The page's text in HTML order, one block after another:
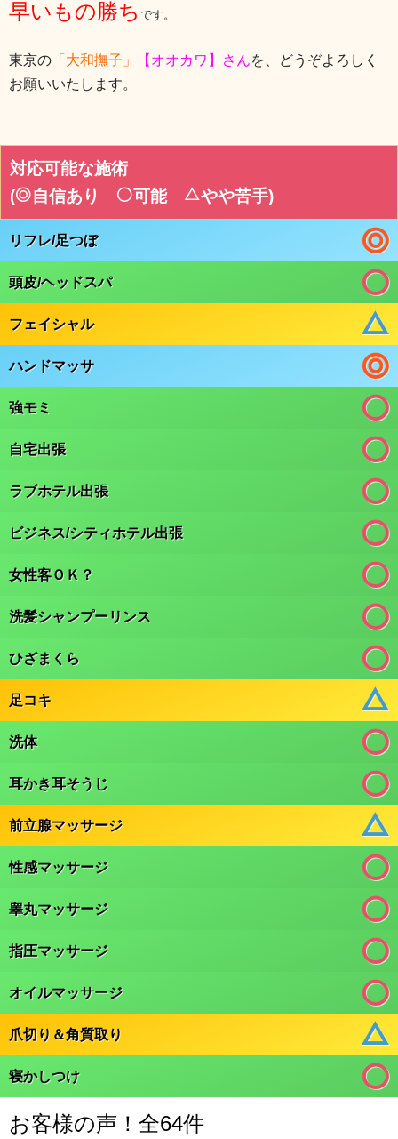
早いもの勝ち です。
東京の 「大和撫子」 【オオカワ】さんを、どうぞよろしく
お願いいたします。
対応可能な施術
(
自信あり 可能 やや苦手)
リフレ/足つぼ
頭皮/ヘッドスパ
フェイシャル
ハンドマッサ
強モミ
自宅出張
ラブホテル出張
ビジネス/シティホテル出張
女性客ＯＫ？
洗髪シャンプーリンス
ひざまくら
足コキ
洗体
耳かき耳そうじ
前立腺マッサージ
性感マッサージ
睾丸マッサージ
指圧マッサージ
オイルマッサージ
爪切り＆角質取り
寝かしつけ
お客様の声！全64件